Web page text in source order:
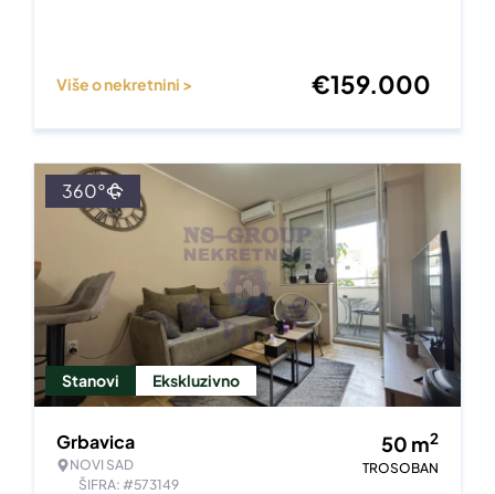
Više o nekretnini > €159.000
Stanovi Ekskluzivno
360°
Grbavica
NOVI SAD
ŠIFRA: #573149
50 m2
TROSOBAN